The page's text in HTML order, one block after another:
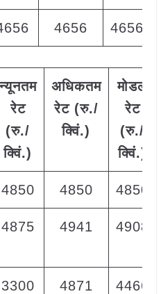
4656 4656
रेट
(रु./
क्विं.)
अधिकतम
रेट (रु./
क्विं.)
मोडल
रेट
(रु./
क्विं.)
4850 4850 4850
4875 4941 4908
3300 4871 4466